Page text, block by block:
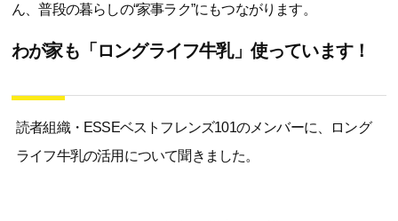
ん、普段の暮らしの“家事ラク”にもつながります。
わが家も「ロングライフ牛乳」使っています！
読者組織・ESSEベストフレンズ101のメンバーに、ロング
ライフ牛乳の活用について聞きました。